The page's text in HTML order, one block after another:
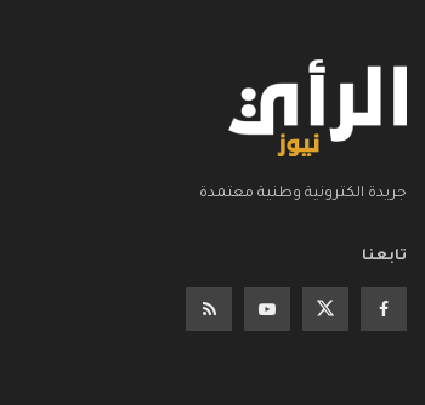
جريدة الكترونية وطنية معتمدة
تابعنا